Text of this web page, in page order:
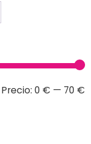
Precio: 0 € — 70 €